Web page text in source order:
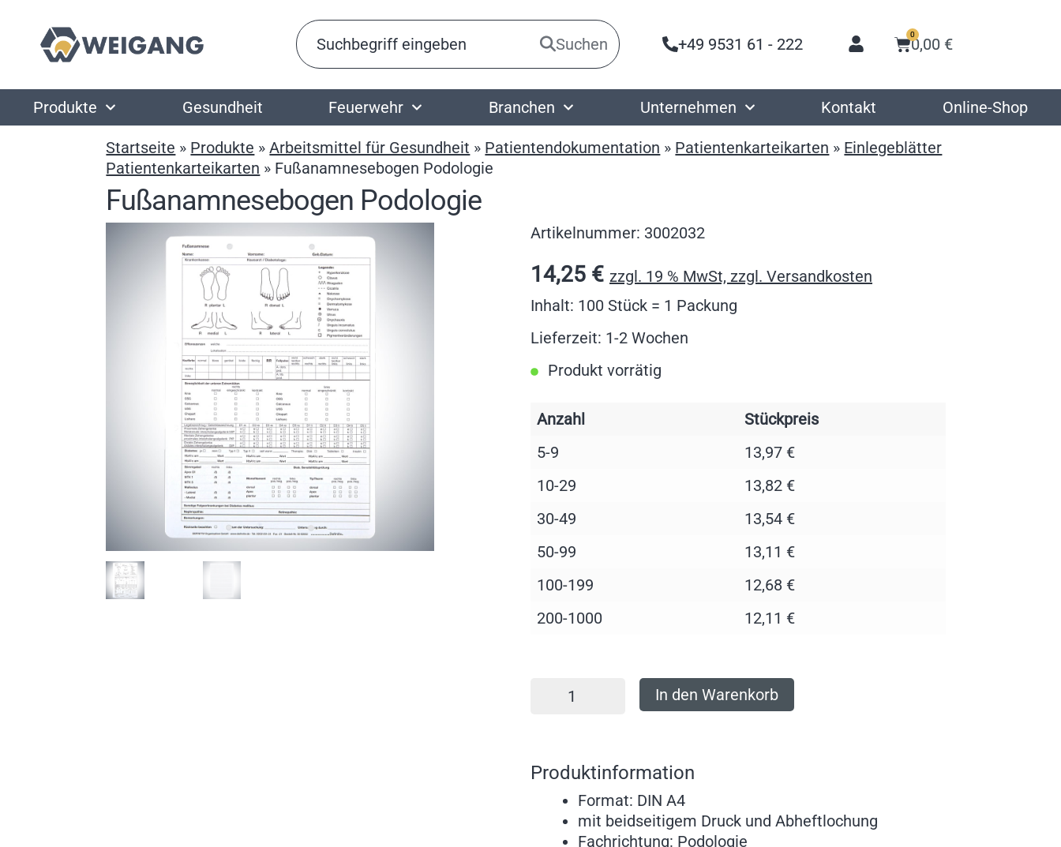
Suchen +49 9531 61 - 222 0,00 €
0
Produkte Gesundheit Feuerwehr Branchen Unternehmen Kontakt Online-Shop
Startseite » Produkte »Arbeitsmittel für Gesundheit » Patientendokumentation » Patientenkarteikarten » Einlegeblätter
Patientenkarteikarten » Fußanamnesebogen Podologie
Fußanamnesebogen Podologie
Artikelnummer: 3002032
14,25 € zzgl. 19 % MwSt, zzgl. Versandkosten
Inhalt: 100 Stück = 1 Packung
Lieferzeit: 1-2 Wochen
Produkt vorrätig
Anzahl
Stückpreis
5-9
13,97 €
10-29
13,82 €
30-49
13,54 €
50-99
13,11 €
100-199
12,68 €
200-1000
12,11 €
In den Warenkorb
Produktinformation
Format: DIN A4
mit beidseitigem Druck und Abheftlochung
Fachrichtung: Podologie